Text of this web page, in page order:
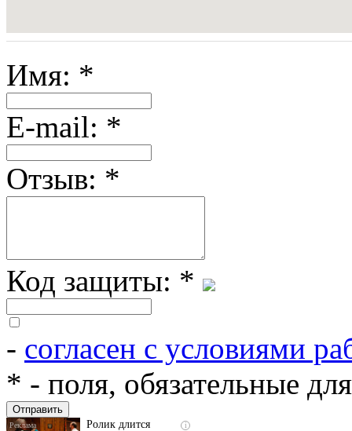
Имя: *
E-mail: *
Отзыв: *
Код защиты: *
- согласен с условиями
* - поля, обязательные
i
Скрытая камера на
пляже Крыма: Что
люди вытворяют, когда
их не видят...
i
Ролик длится